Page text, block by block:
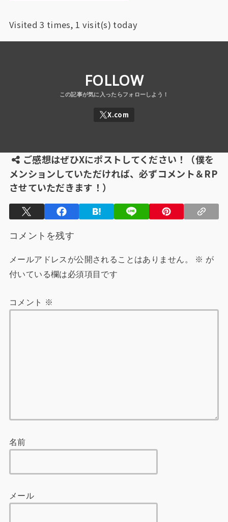
Visited 3 times, 1 visit(s) today
FOLLOW
ご感想はぜひXにポストしてください！（僕を
メンションしていただければ、必ずコメント＆RP
させていただきます！）
コメントを残す
メールアドレスが公開されることはありません。 ※ が
付いている欄は必須項目です
コメント ※
名前
メール